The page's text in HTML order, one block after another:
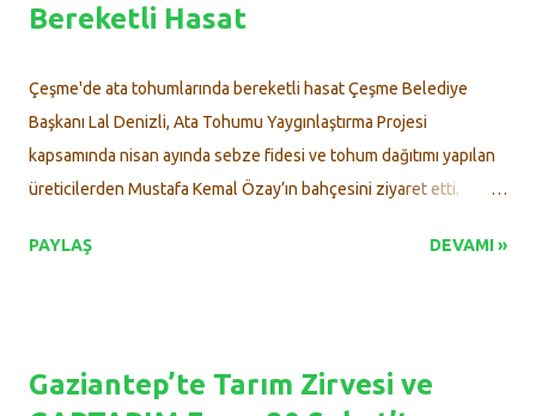
Bereketli Hasat
Çeşme'de ata tohumlarında bereketli hasat Çeşme Belediye
Başkanı Lal Denizli, Ata Tohumu Yaygınlaştırma Projesi
kapsamında nisan ayında sebze fidesi ve tohum dağıtımı yapılan
üreticilerden Mustafa Kemal Özay’ın bahçesini ziyaret etti.
elde edilen mahsullerin yurttaşların tarlalarında ve bahçelerinde
somut sonuçlarını vermeye başladı. Nisan ayında üreticilere
PAYLAŞ DEVAMI »
Gaziantep’te Tarım Zirvesi ve